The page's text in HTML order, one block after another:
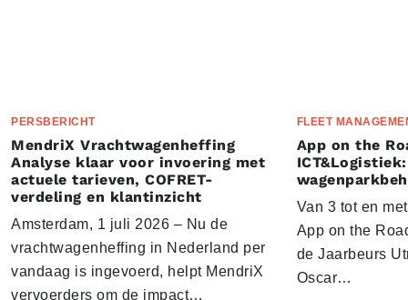
PERSBERICHT
MendriX Vrachtwagenheffing
Analyse klaar voor invoering met
actuele tarieven, COFRET-
verdeling en klantinzicht
Amsterdam, 1 juli 2026 – Nu de
vrachtwagenheffing in Nederland per
vandaag is ingevoerd, helpt MendriX
vervoerders om de impact…
FLEET
App on the
Van 3 tot en
App on the
de Jaarbeurs
Oscar…